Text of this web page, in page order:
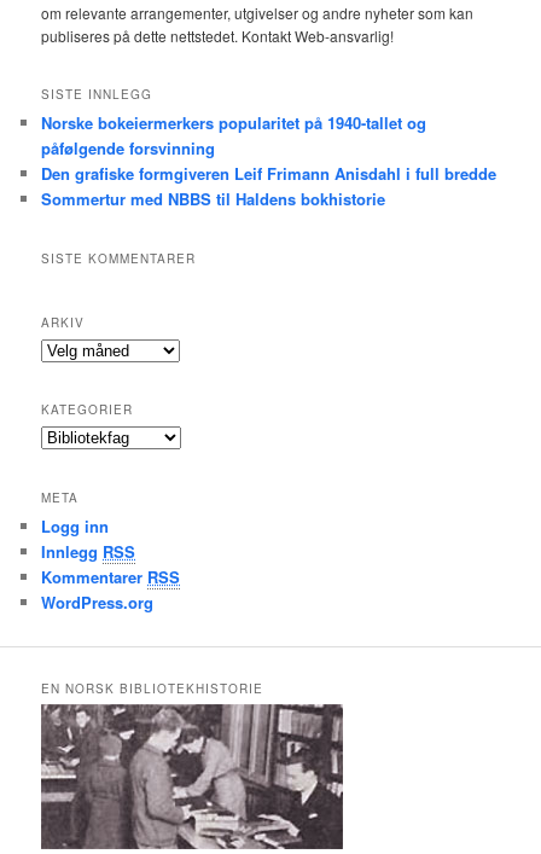
om relevante arrangementer, utgivelser og andre nyheter som kan
publiseres på dette nettstedet. Kontakt Web-ansvarlig!
SISTE INNLEGG
Norske bokeiermerkers popularitet på 1940-tallet og
påfølgende forsvinning
Den grafiske formgiveren Leif Frimann Anisdahl i full bredde
Sommertur med NBBS til Haldens bokhistorie
SISTE KOMMENTARER
ARKIV
A
i
v
KATEGORIER
K
e
g
o
r
i
r
META
Logg inn
Innlegg RSS
Kommentarer RSS
WordPress.org
EN NORSK BIBLIOTEKHISTORIE